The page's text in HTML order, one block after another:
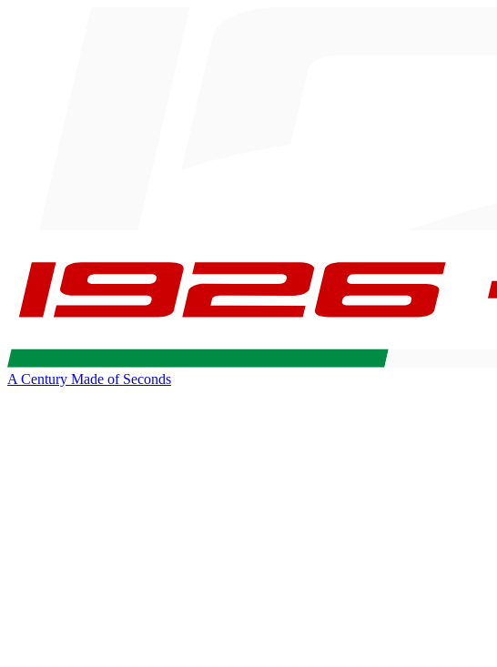
A Century Made of Seconds